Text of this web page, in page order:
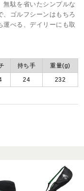
無駄を省いたシンプルな
ゴルフシーンはもちろ
運べる、デイリーにも取
持ち手 重量(g)
24 232